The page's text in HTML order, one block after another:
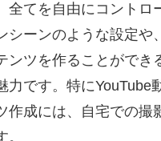
全てを自由にコントロ
シーンのような設定や
ンツを作ることができ
力です。特にYouTube
作成には、自宅での撮